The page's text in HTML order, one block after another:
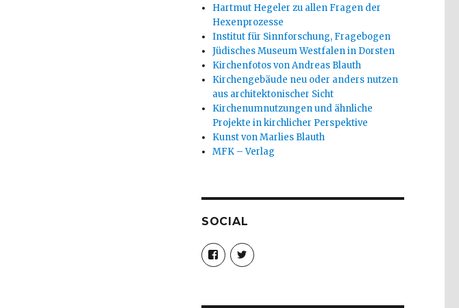
Hartmut Hegeler zu allen Fragen der
Hexenprozesse
Institut für Sinnforschung, Fragebogen
Jüdisches Museum Westfalen in Dorsten
Kirchenfotos von Andreas Blauth
Kirchengebäude neu oder anders nutzen
aus architektonischer Sicht
Kirchenumnutzungen und ähnliche
Projekte in kirchlicher Perspektive
Kunst von Marlies Blauth
MFK – Verlag
SOCIAL
Profil
von
christoph.fleischer1
anzeigen
Profil
von
anzeigen